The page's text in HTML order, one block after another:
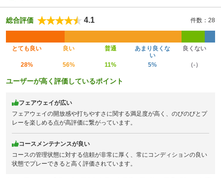
総合評価 4.1 件数：28
とても良い 良い 普通
あまり良くな
い
良くない
28% 56% 11% 5% （-）
ユーザーが高く評価しているポイント
フェアウェイが広い
フェアウェイの開放感や打ちやすさに関する満足度が高く、のびのびとプ
レーを楽しめる点が高評価に繋がっています。
コースメンテナンスが良い
コースの管理状態に対する信頼が非常に厚く、常にコンディションの良い
状態でプレーできると高く評価されています。